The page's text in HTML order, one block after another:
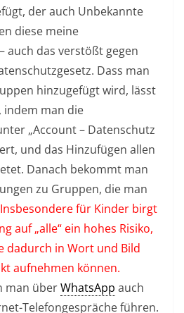
der auch Unbekannte
diese meine
auch das verstößt gegen
Dass man
hinzugefügt wird, lässt
man die
„Account – Datenschutz
und das Hinzufügen allen
Danach bekommt man
zu Gruppen, die man
Insbesondere für Kinder birgt
auf „alle“ ein hohes Risiko,
dadurch in Wort und Bild
aufnehmen können.
man überWhatsApp auch
Telefongespräche führen.